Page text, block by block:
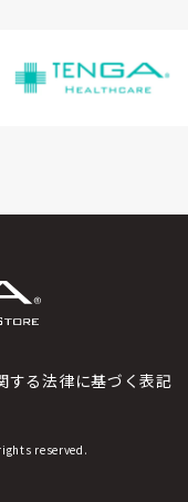
する法律に基づく表記
reserved.